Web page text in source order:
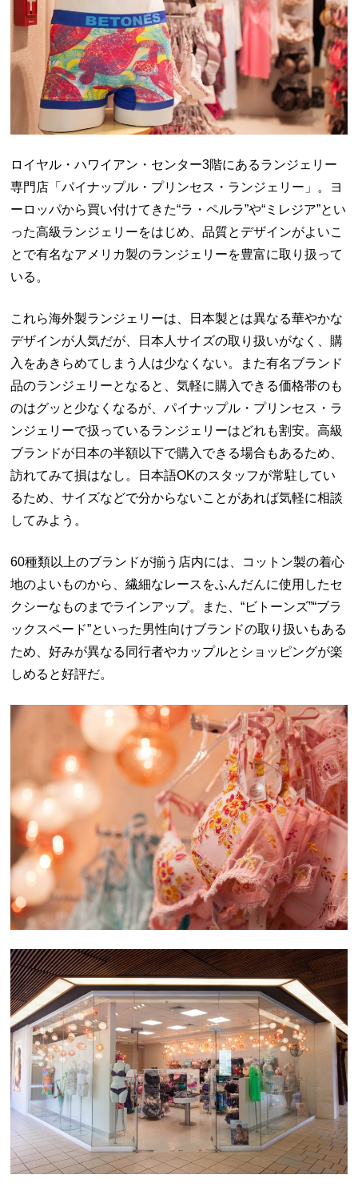
ロイヤル・ハワイアン・センター3階にあるランジェリー
専門店「パイナップル・プリンセス・ランジェリー」。ヨ
ーロッパから買い付けてきた“ラ・ペルラ”や“ミレジア”とい
った高級ランジェリーをはじめ、品質とデザインがよいこ
とで有名なアメリカ製のランジェリーを豊富に取り扱って
いる。
これら海外製ランジェリーは、日本製とは異なる華やかな
デザインが人気だが、日本人サイズの取り扱いがなく、購
入をあきらめてしまう人は少なくない。また有名ブランド
品のランジェリーとなると、気軽に購入できる価格帯のも
のはグッと少なくなるが、パイナップル・プリンセス・ラ
ンジェリーで扱っているランジェリーはどれも割安。高級
ブランドが日本の半額以下で購入できる場合もあるため、
訪れてみて損はなし。日本語OKのスタッフが常駐してい
るため、サイズなどで分からないことがあれば気軽に相談
してみよう。
60種類以上のブランドが揃う店内には、コットン製の着心
地のよいものから、繊細なレースをふんだんに使用したセ
クシーなものまでラインアップ。また、“ビトーンズ”“ブラ
ックスペード”といった男性向けブランドの取り扱いもある
ため、好みが異なる同行者やカップルとショッピングが楽
しめると好評だ。